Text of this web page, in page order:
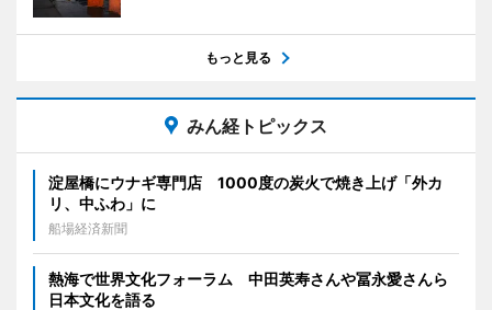
もっと見る
みん経トピックス
淀屋橋にウナギ専門店 1000度の炭火で焼き上げ「外カ
リ、中ふわ」に
船場経済新聞
熱海で世界文化フォーラム 中田英寿さんや冨永愛さんら
日本文化を語る